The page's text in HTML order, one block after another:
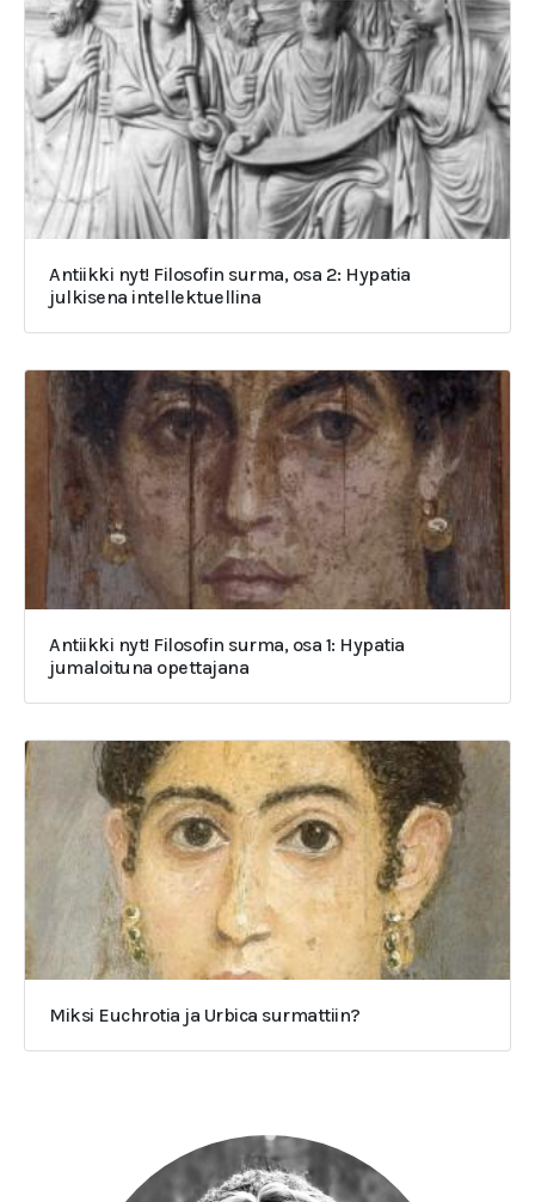
Antiikki nyt! Filosofin surma, osa 2: Hypatia
julkisena intellektuellina
Antiikki nyt! Filosofin surma, osa 1: Hypatia
jumaloituna opettajana
Miksi Euchrotia ja Urbica surmattiin?